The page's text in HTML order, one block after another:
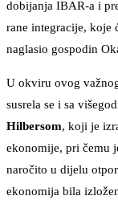
dobijanja IBAR-a i
rane integracije, koje
naglasio gospodin
U okviru ovog
susrela se i sa
Hilbersom, koji je
ekonomije, pri čemu
naročito u dijelu
ekonomija bila